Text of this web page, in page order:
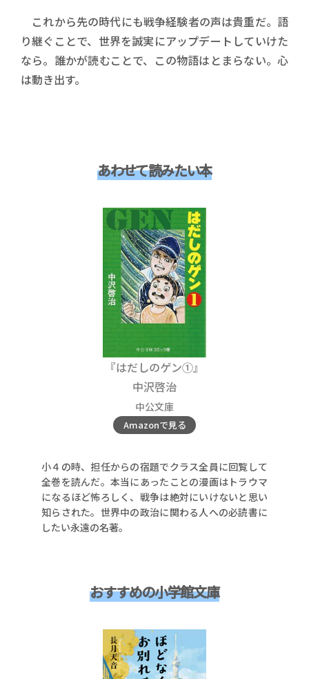
これから先の時代にも戦争経験者の声は貴重だ。語
り継ぐことで、世界を誠実にアップデートしていけた
なら。誰かが読むことで、この物語はとまらない。心
は動き出す。
あわせて読みたい本
『はだしのゲン①』
中沢啓治
中公文庫
Amazonで見る
小４の時、担任からの宿題でクラス全員に回覧して
全巻を読んだ。本当にあったことの漫画はトラウマ
になるほど怖ろしく、戦争は絶対にいけないと思い
知らされた。世界中の政治に関わる人への必読書に
したい永遠の名著。
おすすめの小学館文庫